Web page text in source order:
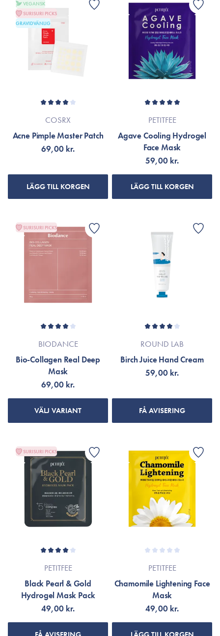
VEGANSK
SURISURI PICKS
GRAVIDVÄNLIG
COSRX
Acne Pimple Master Patch
69,00 kr.
LÄGG TILL KORGEN
PETITFEE
Agave Cooling Hydrogel
Face Mask
59,00 kr.
LÄGG TILL KORGEN
SURISURI PICKS
BIODANCE
Bio-Collagen Real Deep
Mask
69,00 kr.
VÄLJ VARIANT
ROUND LAB
Birch Juice Hand Cream
59,00 kr.
FÅ AVISERING
SURISURI PICKS
PETITFEE
Black Pearl & Gold
Hydrogel Mask Pack
49,00 kr.
PETITFEE
Chamomile Lightening Face
Mask
49,00 kr.